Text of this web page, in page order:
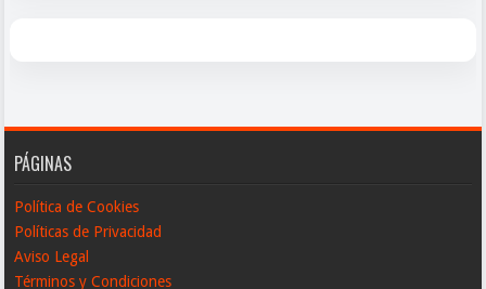
PÁGINAS
Política de Cookies
Políticas de Privacidad
Aviso Legal
Términos y Condiciones